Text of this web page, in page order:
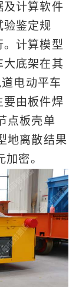
及计算软件
验鉴定规
。计算模型
大底架在其
电动平车
要由板件焊
点板壳单
地离散结果
密。